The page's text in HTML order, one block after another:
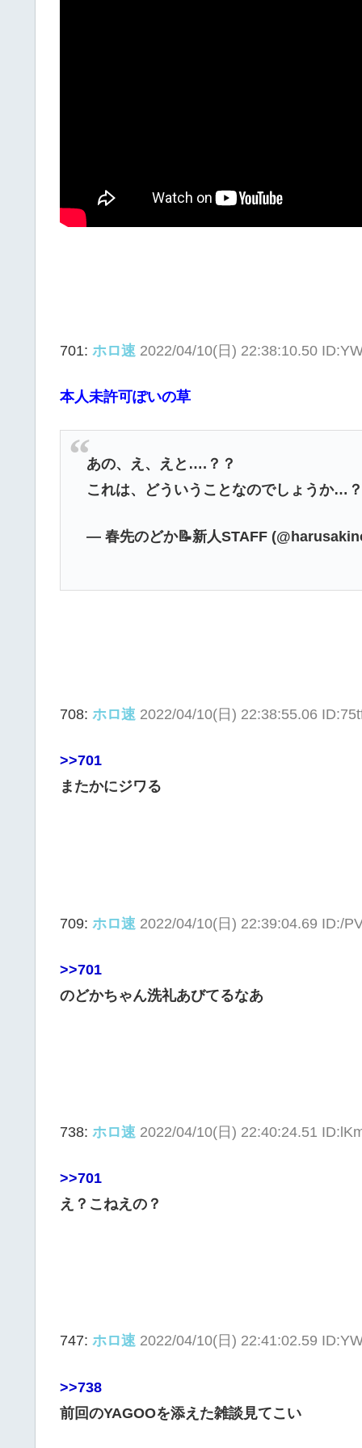
701: ホロ速 2022/04/10(日) 22:38:10.50
本人未許可ぽいの草
あの、え、えと….？？
これは、どういうことなのでしょうか…
— 春先のどか📝新人STAFF
708: ホロ速 2022/04/10(日) 22:38:55.06
>>701
またかにジワる
709: ホロ速 2022/04/10(日) 22:39:04.69 ID:/
>>701
のどかちゃん洗礼あびてるなあ
738: ホロ速 2022/04/10(日) 22:40:24.51
>>701
え？こねえの？
747: ホロ速 2022/04/10(日) 22:41:02.59
>>738
前回のYAGOOを添えた雑談見てこい